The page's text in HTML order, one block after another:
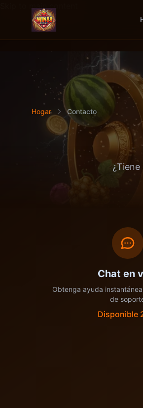
Skip to main content
Hogar Contacto
Chat en
Obtenga ayuda
de
Disponible